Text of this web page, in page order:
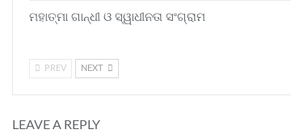
ମହାତ୍ମା ଗାନ୍ଧୀ ଓ ସ୍ୱାଧୀନତା ସଂଗ୍ରାମ
PREV NEXT
LEAVE A REPLY